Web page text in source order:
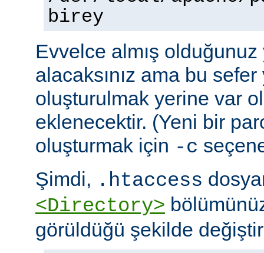
birey
Evvelce almış olduğunuz
alacaksınız ama bu
oluşturulmak yerine var
eklenecektir. (Yeni bir
oluşturmak için -c
Şimdi, .htaccess
<Directory>
görüldüğü şekilde